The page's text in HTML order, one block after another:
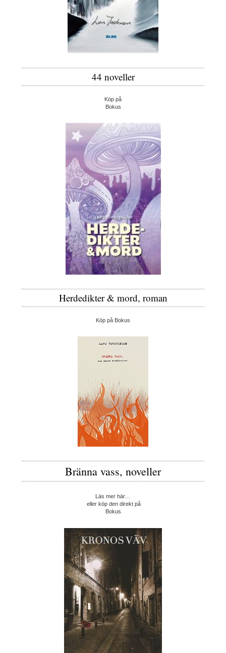
44 noveller
Köp på
Bokus
Herdedikter & mord, roman
Köp på Bokus
Bränna vass, noveller
Läs mer här…
eller köp den direkt på
Bokus